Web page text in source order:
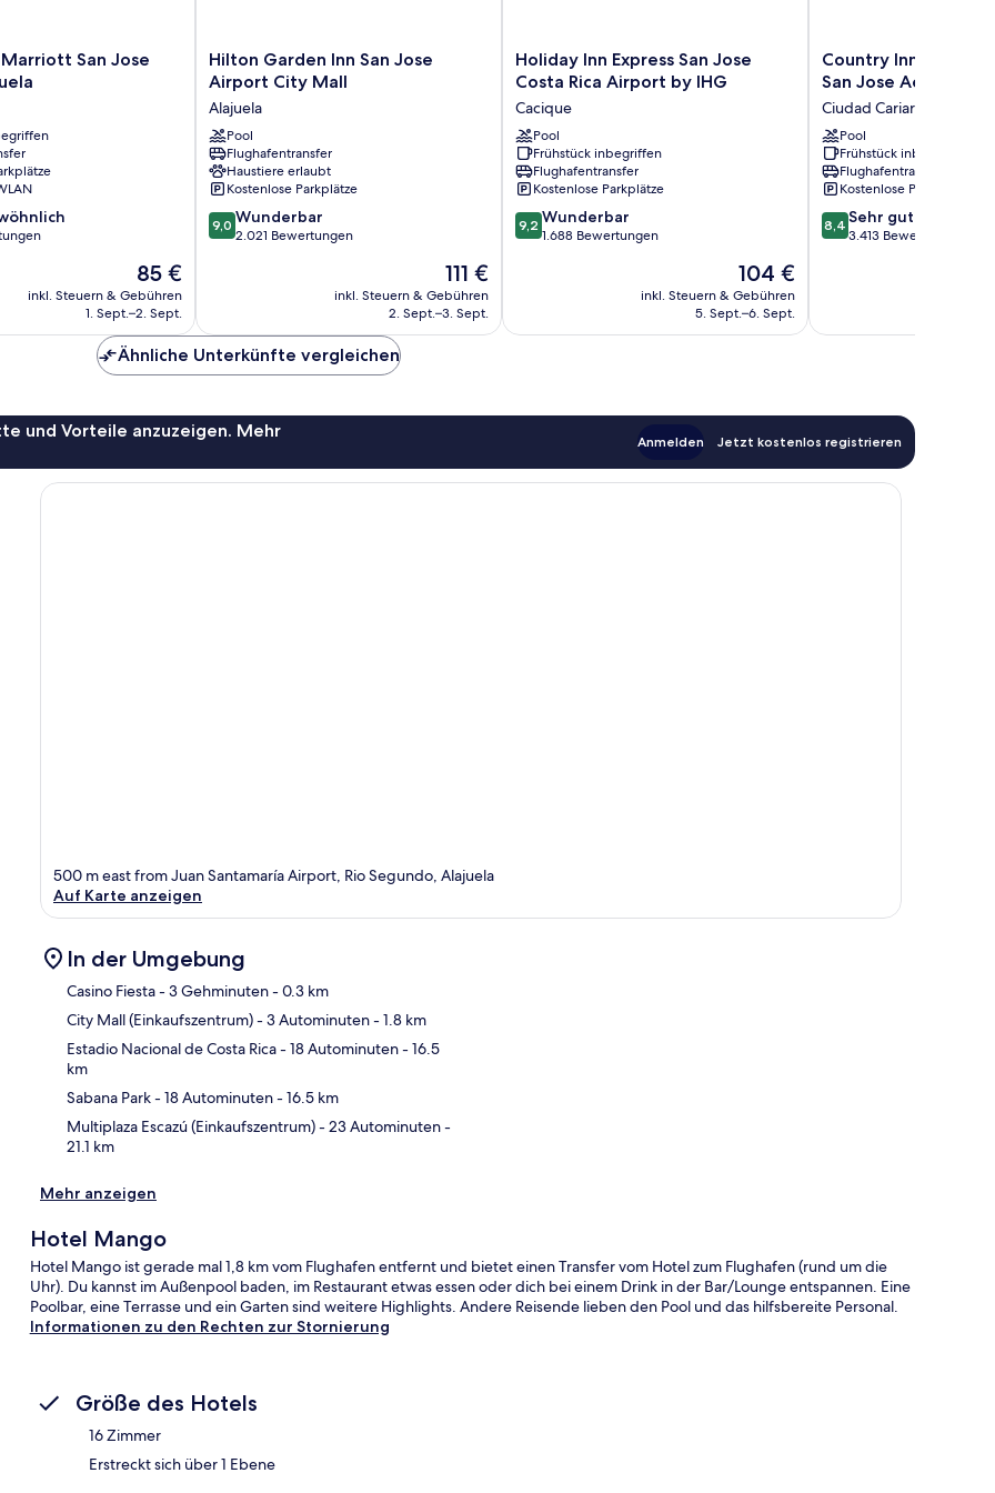
San Jose
Der
Preis
beträgt
85 €
inkl. Steuern & Gebühren
1. Sept.–2. Sept.
Hilton
Garden
San
Jose
Airport
City
Mall
Alajuela
Hilton Garden Inn San Jose
Airport City Mall
Alajuela
Pool
Flughafentransfer
Haustiere erlaubt
Kostenlose Parkplätze
9.0
von
9,0 Wunderbar
2.021 Bewertungen
Der
Preis
beträgt
111 €
inkl. Steuern & Gebühren
2. Sept.–3. Sept.
Holiday
Inn
San
Jose
Costa
Rica
Airport
by
IHG
Holiday Inn Express San Jose
Costa Rica Airport by IHG
Cacique
Pool
Frühstück inbegriffen
Flughafentransfer
Kostenlose Parkplätze
9.2
von
9,2 Wunderbar
1.688 Bewertungen
Der
Preis
beträgt
104 €
inkl. Steuern & Gebühren
5. Sept.–6. Sept.
Country
Inn
Suites
by
Radisson,
San
Jose
Aeropuerto,
Costa
Country Inn & Suites
San Jose
Ciudad Cariari
Pool
Frühstück inbegriffen
Flughafentransfer
Kostenlose Parkplätze
8.4
von
Bewertungen
8,4 Sehr gut
3.413 Bewertungen
Ähnliche Unterkünfte vergleichen
und Vorteile anzuzeigen. Mehr
Anmelden Jetzt kostenlos registrieren
500 m east from Juan Santamaría Airport, Rio Segundo, Alajuela
Auf Karte anzeigen
In der Umgebung
Casino Fiesta- 3 Gehminuten- 0.3 km
City Mall (Einkaufszentrum)- 3 Autominuten- 1.8 km
Estadio Nacional de Costa Rica- 18 Autominuten- 16.5
km
Sabana Park- 18 Autominuten- 16.5 km
Multiplaza Escazú (Einkaufszentrum)- 23 Autominuten-
21.1 km
Mehr anzeigen
Hotel Mango
Hotel Mango ist gerade mal 1,8 km vom Flughafen entfernt und bietet einen Transfer vom Hotel zum Flughafen (rund um die
Uhr). Du kannst im Außenpool baden, im Restaurant etwas essen oder dich bei einem Drink in der Bar/Lounge entspannen. Eine
Poolbar, eine Terrasse und ein Garten sind weitere Highlights. Andere Reisende lieben den Pool und das hilfsbereite Personal.
Informationen zu den Rechten zur Stornierung
Größe des Hotels
16 Zimmer
Erstreckt sich über 1 Ebene